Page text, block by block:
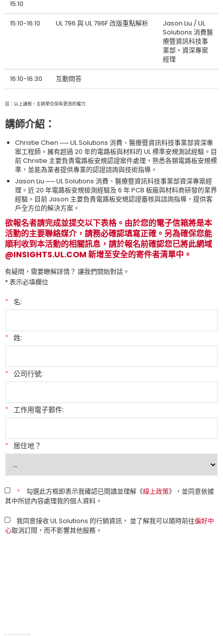
15:10
15:10-16:10 UL 796 與 UL 796F 改版重點解析
Jason Liu / UL
Solutions 消費醫
療暨資訊科技事
業部‧資深專案
經理
16:10-16:30 互動問答
註：以上議程，主辧單位保有更改的權力
講師介紹：
Christie Chen ── UL Solutions 消費、醫療暨資訊科技事業部資深專
案工程師。擁有超過 20 年的電路板與材料的 UL 標準安規測試經驗。目
前 Christie 主要負責電路板安規認證案件處理，熟悉各類電路板安規標
準，並能為業者提供專業的認證諮詢與技術指導。
Jason Liu ── UL Solutions 消費、醫療暨資訊科技事業部資深專案經
理。近 20 年電路板安規檢測經驗及 6 年 PCB 板廠與材料商研發的業界
經驗。目前 Jason 主要負責電路板安規認證審核與諮詢指導，提供客
戶全方位的解決方案。
欲報名者請完成並提交以下表格。由於您的電子信箱將是本
活動的主要聯絡媒介，請務必確認填寫正確。另為確保您能
順利收到本活動的相關訊息，請於報名前確認您已將此網域
@INSIGHTS.UL.COM 新增至安全的寄件者清單中。
有疑問，需要瞭解詳情？ 讓我們開始對話。
* 表示必填欄位
* 名:
* 姓:
* 公司行號:
* 工作用電子郵件:
* 居住地？
* 勾選此方框即表示我確認已閱讀並理解《線上政策》，並同意依據
其中所述內容處理我的個人資料。
我同意接收 UL Solutions 的行銷資訊， 並了解我可以隨時前往偏好中
心取消訂閱，而不影響其他服務。